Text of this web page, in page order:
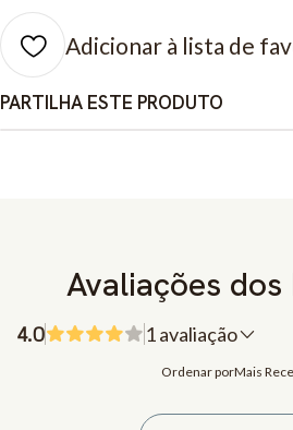
Adicionar à lista de
PARTILHA ESTE PRODUTO
Avaliações
4.0 1 avaliação
Ordenar porMais